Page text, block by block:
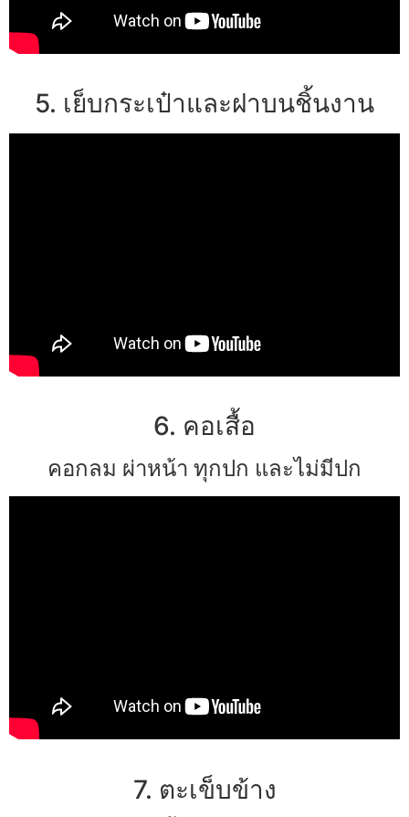
5. เย็บกระเป๋าและฝาบนชิ้นงาน
6. คอเสื้อ
คอกลม ผ่าหน้า ทุกปก และไม่มีปก
7. ตะเข็บข้าง